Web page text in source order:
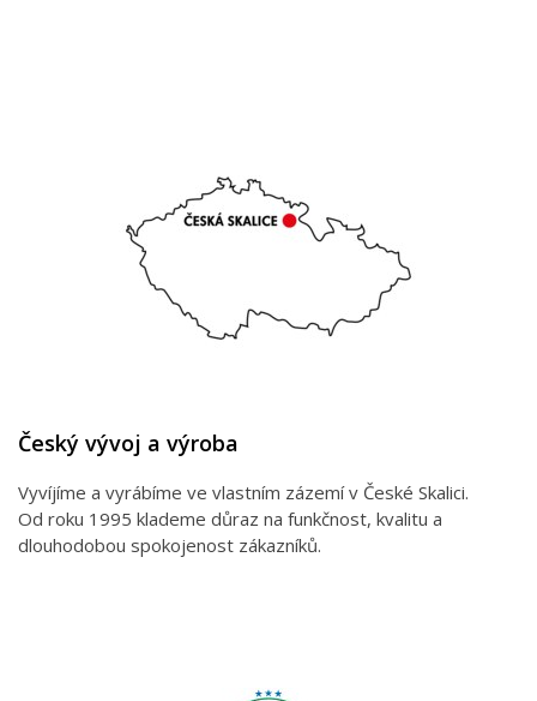
Český vývoj a výroba
Vyvíjíme a vyrábíme ve vlastním zázemí v České Skalici.
Od roku 1995 klademe důraz na funkčnost, kvalitu a
dlouhodobou spokojenost zákazníků.